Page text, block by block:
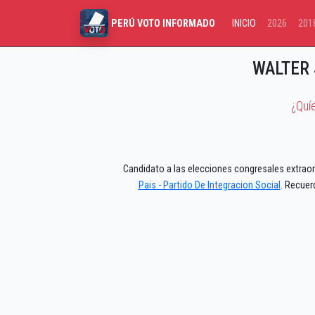
PERÚ VOTO INFORMADO INICIO 2026
Candidato a las elecciones congresales
Pais - Partido De Integracion Social.